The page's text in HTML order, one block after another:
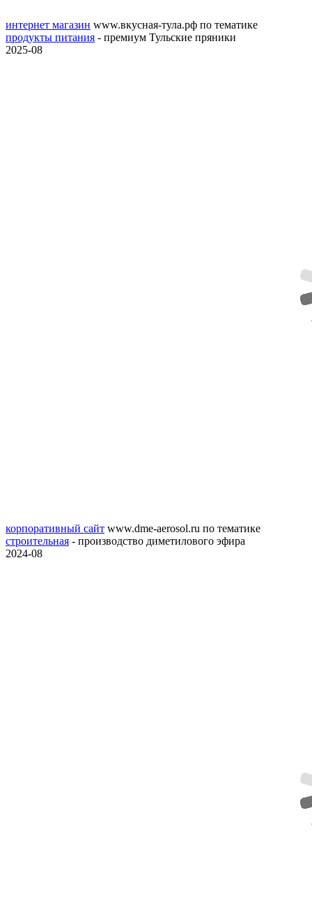
интернет магазин www.вкусная-тула.рф по тематике
продукты питания - премиум Тульские пряники
2025-08
корпоративный сайт www.dme-aerosol.ru по тематике
строительная - производство диметилового эфира
2024-08